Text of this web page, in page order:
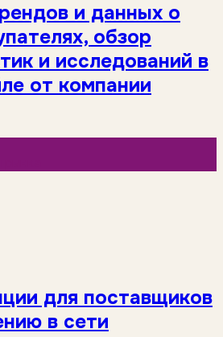
и данных о
обзор
и исследований в
от компании
для поставщиков
в сети